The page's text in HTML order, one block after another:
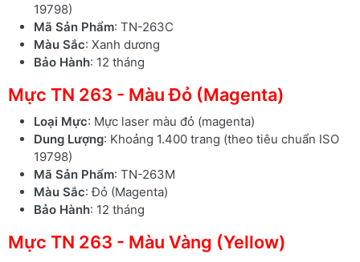
19798)
Mã Sản Phẩm: TN-263C
Màu Sắc: Xanh dương
Bảo Hành: 12 tháng
Mực TN 263 - Màu Đỏ (Magenta)
Loại Mực: Mực laser màu đỏ (magenta)
Dung Lượng: Khoảng 1.400 trang (theo tiêu chuẩn ISO
19798)
Mã Sản Phẩm: TN-263M
Màu Sắc: Đỏ (Magenta)
Bảo Hành: 12 tháng
Mực TN 263 - Màu Vàng (Yellow)